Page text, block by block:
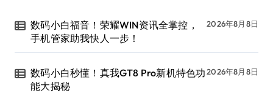
数码小白福音！荣耀WIN资讯全掌控，
手机管家助我快人一步！
2026年8月8日
数码小白秒懂！真我GT8 Pro新机特色功
能大揭秘
2026年8月8日